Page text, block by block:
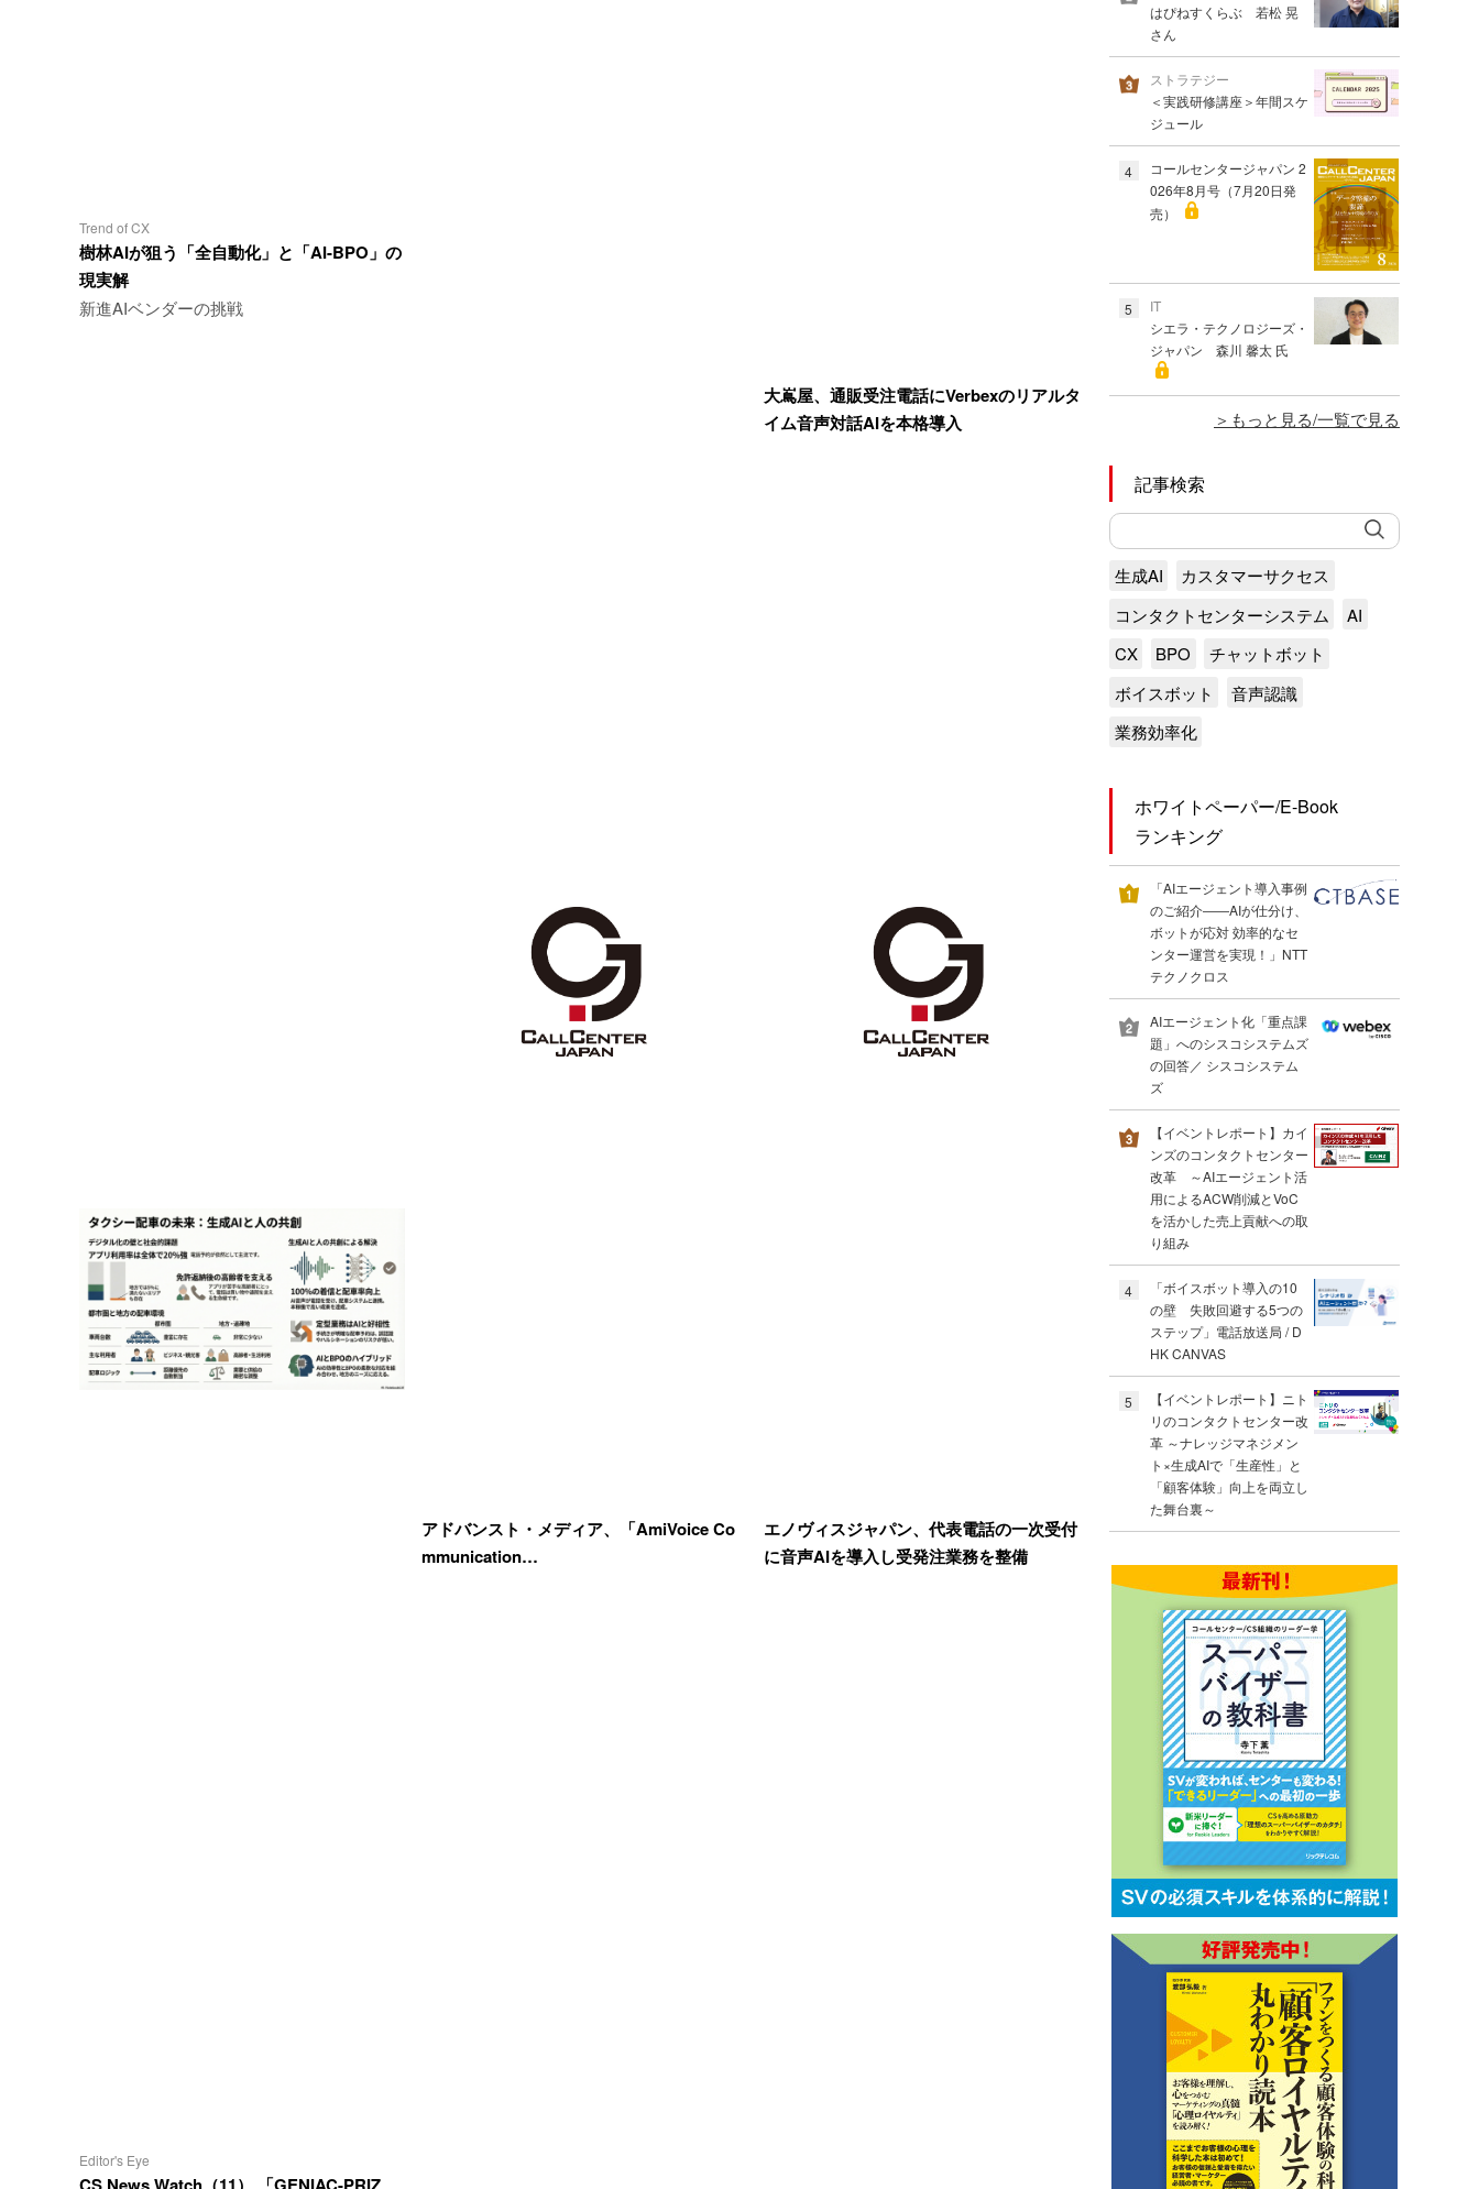
Trend of CX
樹林AIが狙う「全自動化」と「AI-BPO」の
現実解
新進AIベンダーの挑戦
大嶌屋、通販受注電話にVerbexのリアルタ
イム音声対話AIを本格導入
Editor's Eye
アドバンスト・メディア、「AmiVoice Co
mmunication…
エノヴィスジャパン、代表電話の一次受付
に音声AIを導入し受発注業務を整備
はぴねすくらぶ 若松 晃
さん
ストラテジー
＜実践研修講座＞年間スケ
ジュール
4
コールセンタージャパン 2
026年8月号（7月20日発
売）
5
IT
シエラ・テクノロジーズ・
ジャパン 森川 馨太 氏
もっと見る/一覧で見る
記事検索
生成AI
カスタマーサクセス
コンタクトセンターシステム
AI
CX
BPO
チャットボット
ボイスボット
音声認識
業務効率化
ホワイトペーパー/E-Book
ランキング
「AIエージェント導入事例
のご紹介――AIが仕分け、
ボットが応対 効率的なセ
ンター運営を実現！」NTT
テクノクロス
AIエージェント化「重点課
題」へのシスコシステムズ
の回答／ シスコシステム
ズ
【イベントレポート】カイ
ンズのコンタクトセンター
改革 ～AIエージェント活
用によるACW削減とVoC
を活かした売上貢献への取
り組み
4
「ボイスボット導入の10
の壁 失敗回避する5つの
ステップ」電話放送局 / D
HK CANVAS
5
【イベントレポート】ニト
リのコンタクトセンター改
革 ～ナレッジマネジメン
ト×生成AIで「生産性」と
「顧客体験」向上を両立し
た舞台裏～